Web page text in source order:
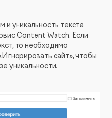
и уникальность текста
Content Watch. Если
то необходимо
сайт», чтобы
уникальности.